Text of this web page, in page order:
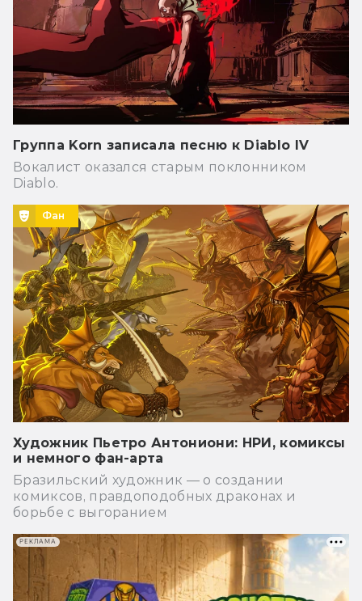
Группа Korn записала песню к Diablo IV
Вокалист оказался старым поклонником
Diablo.
Фан
Художник Пьетро Антониони: НРИ, комиксы
и немного фан-арта
Бразильский художник — о создании
комиксов, правдоподобных драконах и
борьбе с выгоранием
РЕКЛАМА